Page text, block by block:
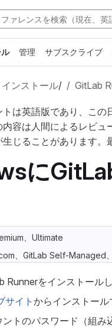
管理 サブスクライブ
インストール/ GitLab
は英語版であり、この
内容は人間によるレビ
じることがあります。
に
、Ultimate
、GitLab Self-Managed
Runnerをインストール
サイト からインストール
トのパスワード（組